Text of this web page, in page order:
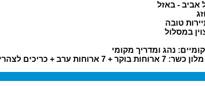
אביב - באזל
טובה
במסלול
נהג ומדריך מקומי
ערב + כריכים לצהריים